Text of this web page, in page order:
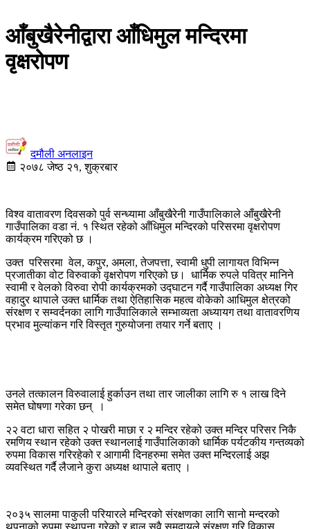
आँबुखैरेनीद्वारा आँधिमुल मन्दिरमा
वृक्षरोपण
दमौली अनलाइन
२०७८ जेष्ठ २१, शुक्रबार
विश्व वातावरण दिवसको पुर्व सन्ध्यामा आँबुखैरेनी गाउँपालिकाले आँबुखैरेनी
गाउँपालिका वडा नं. १ स्थित रहेको आँधिमुल मन्दिरको परिसरमा वृक्षरोपण
कार्यक्रम गरिएको छ ।
उक्त परिसरमा वेल, कपुर, अमला, तेजपत्ता, स्वामी धुपी लागायत विभिन्न
प्रजातीका वोट विरुवाको वृक्षरोपण गरिएको छ। धार्मिक रुपले पवित्र मानिने
स्वामी र वेलको विरुवा रोपी कार्यक्रमको उद्घाटन गर्दै गाउँपालिका अध्यक्ष गिर
वहादुर थापाले उक्त धार्मिक तथा ऐतिहासिक महत्व वोकेको आधिमुल क्षेत्रको
संरक्षण र सम्वर्दनका लागि गाउँपालिकाले सम्भाव्यता अध्यायग तथा वातावरणिय
प्रभाव मुल्यांकन गरि विस्तृत गुरुयोजना तयार गर्ने बताए ।
उनले तत्कालन विरुवालाई हुर्काउन तथा तार जालीका लागि रु १ लाख दिने
समेत घोषणा गरेका छन् ।
२२ वटा धारा सहित २ पोखरी माछा र २ मन्दिर रहेको उक्त मन्दिर परिसर निकै
रमणिय स्थान रहेको उक्त स्थानलाई गाउँपालिकाको धार्मिक पर्यटकीय गन्तव्यको
रुपमा विकास गरिरहेको र आगामी दिनहरुमा समेत उक्त मन्दिरलाई अझ
व्यवस्थित गर्दै लैजाने कुरा अध्यक्ष थापाले बताए ।
२०३५ सालमा पाकुली परियारले मन्दिरको संरक्षणका लागि सानो मन्दरको
थपनाको रुपमा स्थापना गरेको र हाल सवै समुदायले संरक्षण गरि विकास